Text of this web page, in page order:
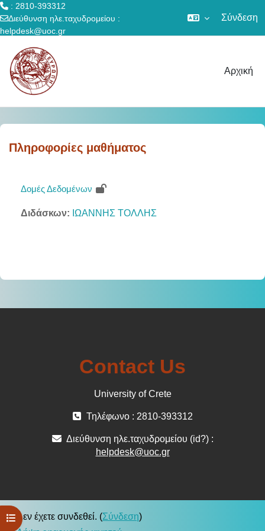
: 2810-393312
Διεύθυνση ηλε.ταχυδρομείου :
helpdesk@uoc.gr
Σύνδεση
Αρχική
Άνοιγμα ευρετηρίου μαθήματος
Πληροφορίες μαθήματος
Δομές Δεδομένων
Διδάσκων: ΙΩΑΝΝΗΣ ΤΟΛΛΗΣ
Contact Us
University of Crete
Τηλέφωνο : 2810-393312
Διεύθυνση ηλε.ταχυδρομείου (id?) :
helpdesk@uoc.gr
Δεν έχετε συνδεθεί. (Σύνδεση)